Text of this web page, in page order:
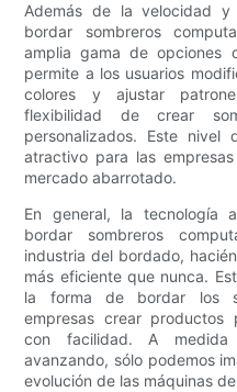
Además de la velocidad
bordar sombreros
amplia gama de opciones
permite a los usuarios
colores y ajustar
flexibilidad de crear
personalizados. Este nivel
atractivo para las
mercado abarrotado.
En general, la tecnología
bordar sombreros
industria del bordado,
más eficiente que nunca.
la forma de bordar los
empresas crear productos
con facilidad. A
avanzando, sólo podemos
evolución de las máquinas